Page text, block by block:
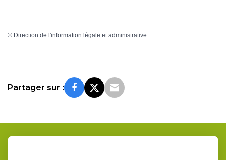
© Direction de l'information légale et administrative
Partager sur :